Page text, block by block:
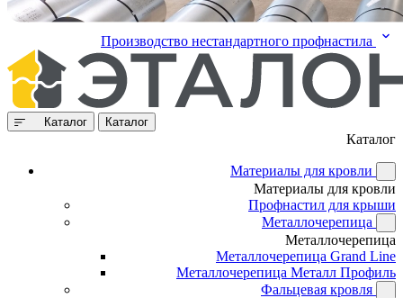
Производство нестандартного профнастила
Каталог Каталог
Каталог
Материалы для кровли
Материалы для кровли
Профнастил для крыши
Металлочерепица
Металлочерепица
Металлочерепица Grand Line
Металлочерепица Металл Профиль
Фальцевая кровля